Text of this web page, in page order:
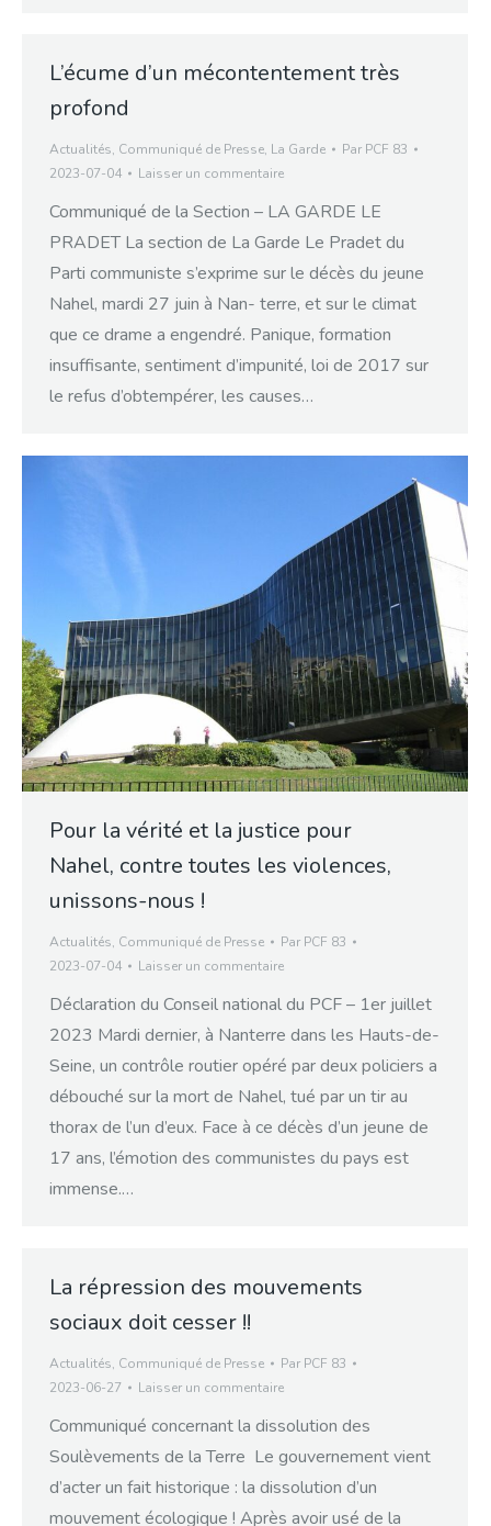
L’écume d’un mécontentement très
profond
Actualités, Communiqué de Presse, La Garde Par PCF 83
2023-07-04
Laisser un commentaire
Communiqué de la Section – LA GARDE LE
PRADET La section de La Garde Le Pradet du
Parti communiste s’exprime sur le décès du jeune
Nahel, mardi 27 juin à Nan- terre, et sur le climat
que ce drame a engendré. Panique, formation
insuffisante, sentiment d’impunité, loi de 2017 sur
le refus d’obtempérer, les causes…
Pour la vérité et la justice pour
Nahel, contre toutes les violences,
unissons-nous !
Actualités, Communiqué de Presse Par PCF 83
2023-07-04
Laisser un commentaire
Déclaration du Conseil national du PCF – 1er juillet
2023 Mardi dernier, à Nanterre dans les Hauts-de-
Seine, un contrôle routier opéré par deux policiers a
débouché sur la mort de Nahel, tué par un tir au
thorax de l’un d’eux. Face à ce décès d’un jeune de
17 ans, l’émotion des communistes du pays est
immense.…
La répression des mouvements
sociaux doit cesser !!
Actualités, Communiqué de Presse Par PCF 83
2023-06-27
Laisser un commentaire
Communiqué concernant la dissolution des
Soulèvements de la Terre Le gouvernement vient
d’acter un fait historique : la dissolution d’un
mouvement écologique ! Après avoir usé de la